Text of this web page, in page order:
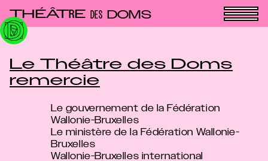
THÉÂTRE DES DOMS
Le Théâtre des Doms
remercie
Le gouvernement de la Fédération
Wallonie-Bruxelles
Le ministère de la Fédération Wallonie-
Bruxelles
Wallonie-Bruxelles international
Panneau de gestion des cookies